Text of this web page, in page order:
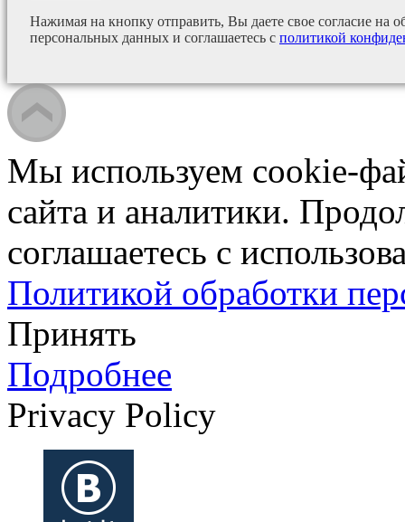
Нажимая на кнопку отправить, Вы даете свое согласие на
персональных данных и соглашаетесь с политикой
Мы используем cookie-
сайта и аналитики.
соглашаетесь с
Политикой обработки
Принять
Подробнее
Privacy Policy